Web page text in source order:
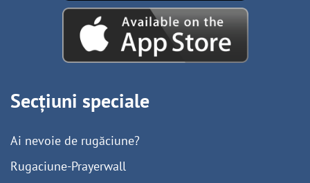
Secțiuni speciale
Ai nevoie de rugăciune?
Rugaciune-Prayerwall